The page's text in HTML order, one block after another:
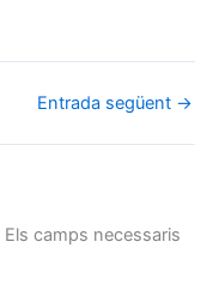
Entrada següent →
Els camps necessaris